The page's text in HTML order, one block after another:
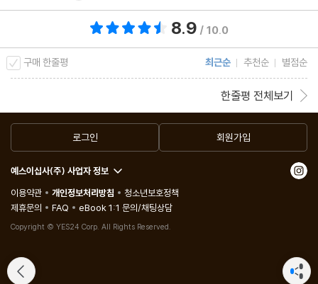
8.9 / 10.0
구매 한줄평 최근순 추천순 별점순
한줄평 전체보기
로그인 회원가입
예스이십사(주) 사업자 정보
이용약관
개인정보처리방침
청소년보호정책
제휴문의
FAQ eBook 1:1 문의/채팅상담
Copyright © YES24 Corp. All Rights Reserved.